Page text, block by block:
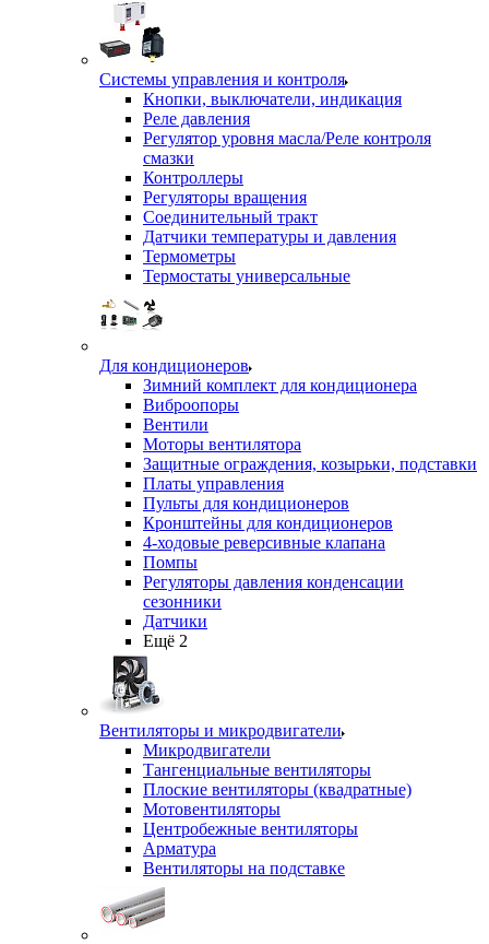
Системы управления и контроля
Кнопки, выключатели, индикация
Реле давления
Регулятор уровня масла/Реле контроля
смазки
Контроллеры
Регуляторы вращения
Соединительный тракт
Датчики температуры и давления
Термометры
Термостаты универсальные
Для кондиционеров
Зимний комплект для кондиционера
Виброопоры
Вентили
Моторы вентилятора
Защитные ограждения, козырьки, подставки
Платы управления
Пульты для кондиционеров
Кронштейны для кондиционеров
4-ходовые реверсивные клапана
Помпы
Регуляторы давления конденсации
сезонники
Датчики
Ещё 2
Вентиляторы и микродвигатели
Микродвигатели
Тангенциальные вентиляторы
Плоские вентиляторы (квадратные)
Мотовентиляторы
Центробежные вентиляторы
Арматура
Вентиляторы на подставке